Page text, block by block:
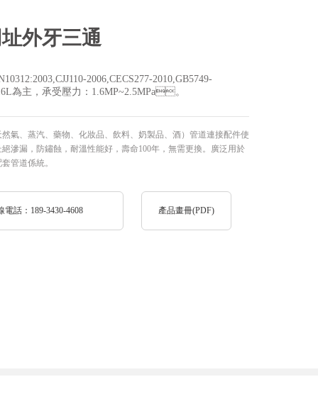
外牙三通
2006,CECS277-2010,GB5749-
，承受壓力：1.6MP~2.5MPa。
然氣、蒸汽、藥物、化妝品、飲料、奶製品、酒）管道連接配件使
滲漏，防鏽蝕，耐溫性能好，壽命100年，無需更換。廣泛用於
套管道係統。
話：189-3430-4608 產品畫冊(PDF)